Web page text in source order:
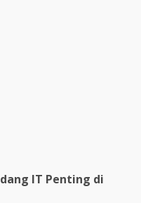
IT Penting di